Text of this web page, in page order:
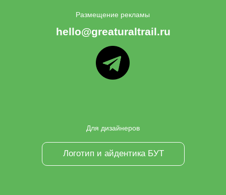
hello@greaturaltrail.ru
Размещение рекламы
Логотип и айдентика БУТ
Для дизайнеров